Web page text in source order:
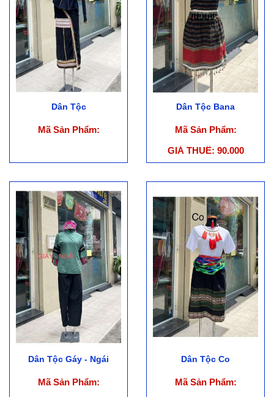
Dân Tộc
Mã Sản Phẩm:
Dân Tộc Bana
Mã Sản Phẩm:
GIÁ THUÊ: 90.000
Dân Tộc Gáy - Ngái
Mã Sản Phẩm:
Dân Tộc Co
Mã Sản Phẩm: